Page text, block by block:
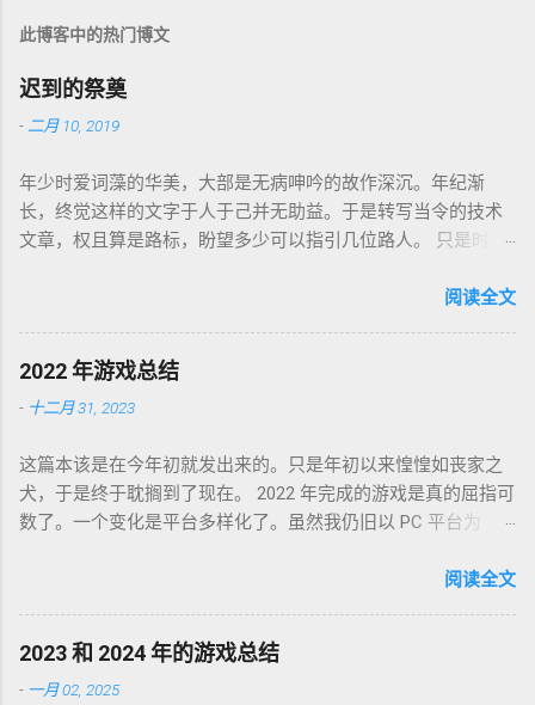
此博客中的热门博文
迟到的祭奠
- 二月 10, 2019
年少时爱词藻的华美，大部是无病呻吟的故作深沉。年纪渐
长，终觉这样的文字于人于己并无助益。于是转写当令的技术
文章，权且算是路标，盼望多少可以指引几位路人。 只是时代
图标为何物，转眼千禧一代业已成人，不知墙为何物。互联网
盛开，RSS 之父自戕，开源日益沦为资本巨鳄博弈的棋子。 这
个光怪陆离的世界，不是游戏中的虚幻场景，却是千千万万个
如我一样的人鞠躬尽瘁亲手打造的魔幻现实。这可是我曾希冀
世界如此复杂，我连这巨轮的去向也无从分辨。 辗转无眠的夜
晚，陪在枕边的便是金庸老先生的几部书。每每读到若有所
悟，才能在黎明前草草小憩。老先生从武侠到无侠，层层递进
喜，又把这个江湖的规则层层解构，推演其间各式人格向现实
投影的境遇和选择。 老先生开卷入世，却又早早封笔，不做答
案，只在笔墨尽处引人向善。困顿时能读到这样的文字，我心
存感激。 枕边已无金庸，经典心中长存。
阅读全文
2022 年游戏总结
- 十二月 31, 2023
这篇本该是在今年初就发出来的。只是年初以来惶惶如丧家之
犬，于是终于耽搁到了现在。 2022 年完成的游戏是真的屈指可
数了。一个变化是平台多样化了。虽然我仍旧以 PC 平台为
Partisans 1941，中文名「苏军游击队 1941」，2022-01-03 通
喜欢这个背景而已，系统并不很出彩，故事中规中矩，人物刻
画一般。估计不是特别喜欢这类题材的同学都不会看到这款游
戏。 Lost Ruins，2022-01-09 通关，GoG 记录 7 小时。萌系像
阅读全文
2023 和 2024 年的游戏总结
- 一月 02, 2025